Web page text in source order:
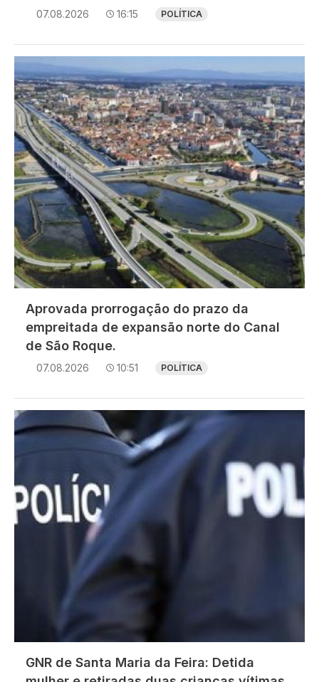
07.08.2026 16:15 POLÍTICA
Imagem
Aprovada prorrogação do prazo da
empreitada de expansão norte do Canal
de São Roque.
07.08.2026 10:51 POLÍTICA
Imagem
GNR de Santa Maria da Feira: Detida